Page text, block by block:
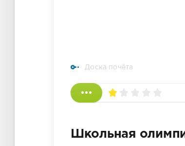
Доска почёта
Школьная